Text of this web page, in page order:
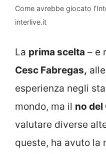
Come avrebbe giocato
interlive.it
La prima scelta – e
Cesc Fabregas,
esperienza negli
mondo, ma il no del
valutare diverse
queste, ha avuto la